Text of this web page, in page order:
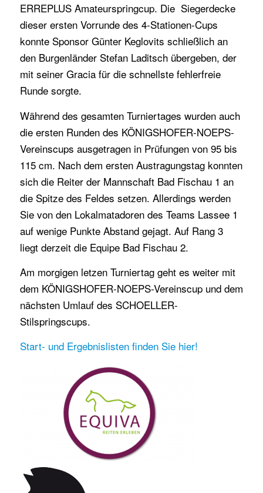
ERREPLUS Amateurspringcup. Die Siegerdecke
dieser ersten Vorrunde des 4-Stationen-Cups
konnte Sponsor Günter Keglovits schließlich an
den Burgenländer Stefan Laditsch übergeben, der
mit seiner Gracia für die schnellste fehlerfreie
Runde sorgte.
Während des gesamten Turniertages wurden auch
die ersten Runden des KÖNIGSHOFER-NOEPS-
Vereinscups ausgetragen in Prüfungen von 95 bis
115 cm. Nach dem ersten Austragungstag konnten
sich die Reiter der Mannschaft Bad Fischau 1 an
die Spitze des Feldes setzen. Allerdings werden
Sie von den Lokalmatadoren des Teams Lassee 1
auf wenige Punkte Abstand gejagt. Auf Rang 3
liegt derzeit die Equipe Bad Fischau 2.
Am morgigen letzen Turniertag geht es weiter mit
dem KÖNIGSHOFER-NOEPS-Vereinscup und dem
nächsten Umlauf des SCHOELLER-
Stilspringscups.
Start- und Ergebnislisten finden Sie hier!